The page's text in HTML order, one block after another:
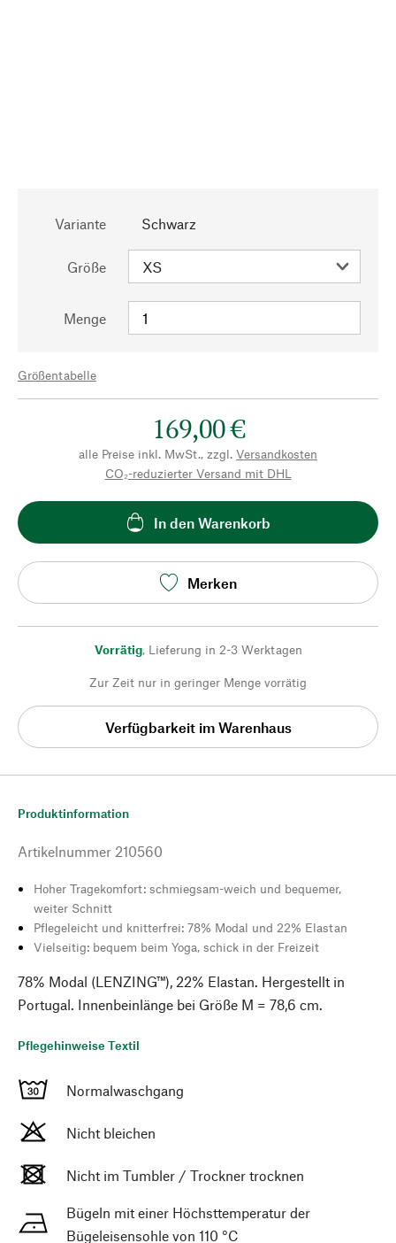
Variante Schwarz
Größe
Menge
Größentabelle
169,00 €
alle Preise inkl. MwSt., zzgl. Versandkosten
CO₂-reduzierter Versand mit DHL
In den Warenkorb
Merken
Vorrätig, Lieferung in 2-3 Werktagen
Zur Zeit nur in geringer Menge vorrätig
Verfügbarkeit im Warenhaus
Produktinformation
Artikelnummer 210560
Hoher Tragekomfort: schmiegsam-weich und bequemer,
weiter Schnitt
Pflegeleicht und knitterfrei: 78% Modal und 22% Elastan
Vielseitig: bequem beim Yoga, schick in der Freizeit
78% Modal (LENZING™), 22% Elastan. Hergestellt in
Portugal. Innenbeinlänge bei Größe M = 78,6 cm.
Pflegehinweise Textil
Normalwaschgang
Nicht bleichen
Nicht im Tumbler / Trockner trocknen
Bügeln mit einer Höchsttemperatur der
Bügeleisensohle von 110 °C